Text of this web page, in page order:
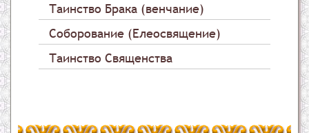
Таинство Брака (венчание)
Соборование (Елеосвящение)
Таинство Священства